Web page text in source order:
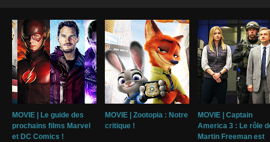
MOVIE | Le guide des
prochains films Marvel
et DC Comics !
MOVIE | Zootopia : Notre
critique !
MOVIE | Captain
America 3 : Le rôle
Martin Freeman est